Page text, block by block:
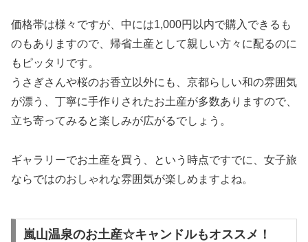
価格帯は様々ですが、中には1,000円以内で購入できるも
のもありますので、帰省土産として親しい方々に配るのに
もピッタリです。
うさぎさんや桜のお香立以外にも、京都らしい和の雰囲気
が漂う、丁寧に手作りされたお土産が多数ありますので、
立ち寄ってみると楽しみが広がるでしょう。
ギャラリーでお土産を買う、という時点ですでに、女子旅
ならではのおしゃれな雰囲気が楽しめますよね。
嵐山温泉のお土産☆キャンドルもオススメ！